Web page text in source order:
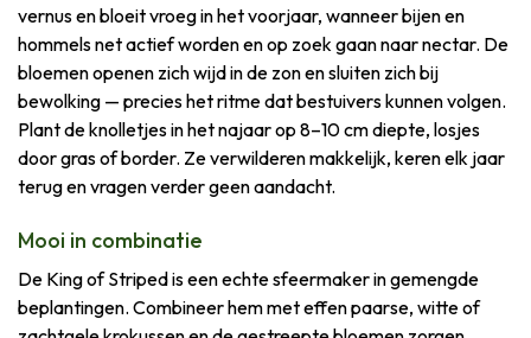
vernus en bloeit vroeg in het voorjaar, wanneer bijen en
hommels net actief worden en op zoek gaan naar nectar. De
bloemen openen zich wijd in de zon en sluiten zich bij
bewolking — precies het ritme dat bestuivers kunnen volgen.
Plant de knolletjes in het najaar op 8–10 cm diepte, losjes
door gras of border. Ze verwilderen makkelijk, keren elk jaar
terug en vragen verder geen aandacht.
Mooi in combinatie
De King of Striped is een echte sfeermaker in gemengde
beplantingen. Combineer hem met effen paarse, witte of